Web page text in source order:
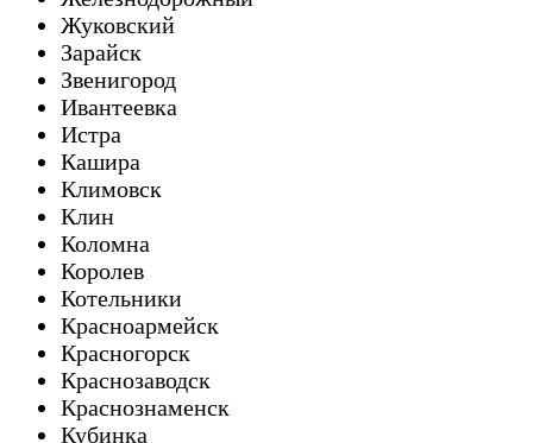
Жуковский
Зарайск
Звенигород
Ивантеевка
Истра
Кашира
Климовск
Клин
Коломна
Королев
Котельники
Красноармейск
Красногорск
Краснозаводск
Краснознаменск
Кубинка